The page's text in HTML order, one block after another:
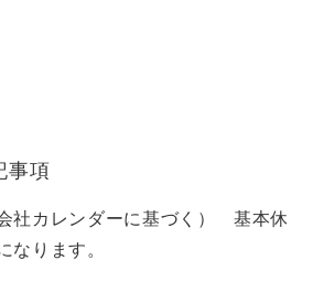
事項
社カレンダーに基づく） 基本休
なります。